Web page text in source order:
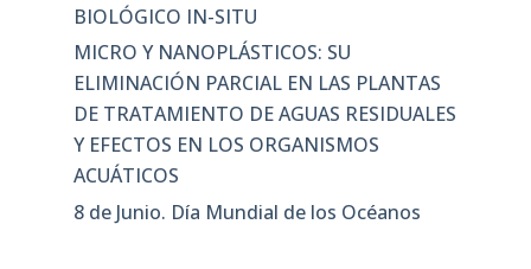
BIOLÓGICO IN-SITU
MICRO Y NANOPLÁSTICOS: SU
ELIMINACIÓN PARCIAL EN LAS PLANTAS
DE TRATAMIENTO DE AGUAS RESIDUALES
Y EFECTOS EN LOS ORGANISMOS
ACUÁTICOS
8 de Junio. Día Mundial de los Océanos